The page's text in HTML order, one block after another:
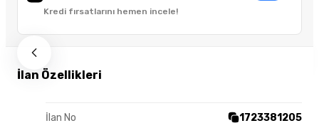
Kredi fırsatlarını hemen incele!
İlan Özellikleri
İlan No 1723381205